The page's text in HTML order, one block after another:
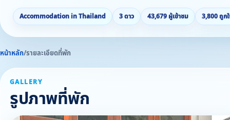
Accommodation in Thailand 3 ดาว 43,679 ผู้เข้าชม 3,800 ถูก
หน้าหลัก/รายละเอียดที่พัก
GALLERY
รูปภาพที่พัก